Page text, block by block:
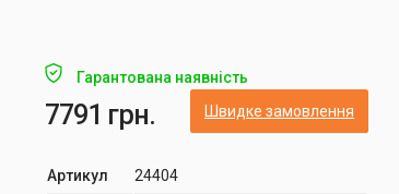
Гарантована наявність
7791 грн. Швидке замовлення
Артикул 24404